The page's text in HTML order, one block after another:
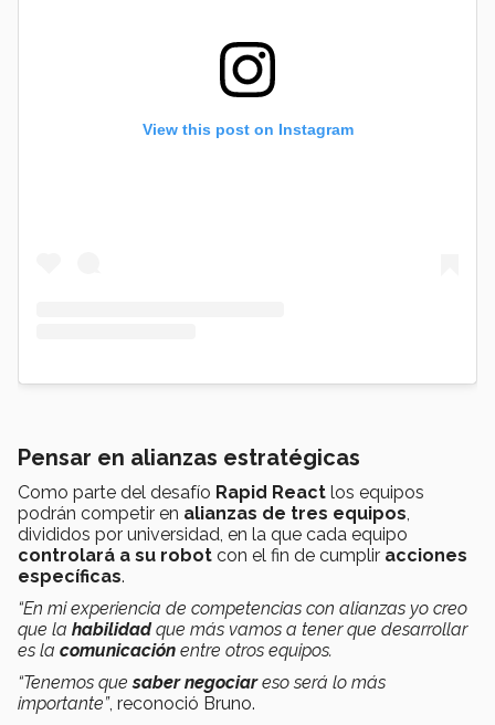
View this post on Instagram
Pensar en alianzas estratégicas
Como parte del desafío Rapid React los equipos
podrán competir en alianzas de tres equipos,
divididos por universidad, en la que cada equipo
controlará a su robot con el fin de cumplir acciones
específicas.
“En mi experiencia de competencias con alianzas yo creo
que la habilidadque más vamos a tener que desarrollar
es la comunicación entre otros equipos.
“Tenemos quesaber negociareso será lo más
importante”, reconoció Bruno.